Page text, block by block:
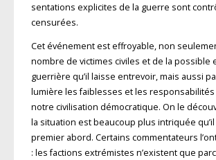
sentations explicites de la guerre sont
censurées.
Cet événement est effroyable, non
nombre de victimes civiles et de la possible
guerrière qu’il laisse entre­voir, mais aussi
lumière les faiblesses et les
notre civilisation démocratique. On le
la situation est beaucoup plus intriquée qu’il
premier abord. Certains commentateurs
: les factions extré­mistes n’existent que